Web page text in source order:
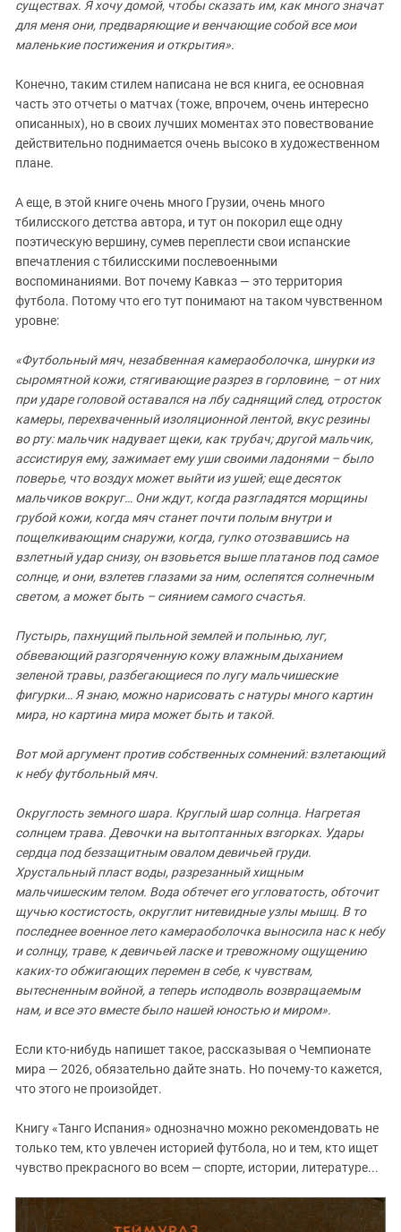
существах. Я хочу домой, чтобы сказать им, как много значат
для меня они, предваряющие и венчающие собой все мои
маленькие постижения и открытия».
Конечно, таким стилем написана не вся книга, ее основная
часть это отчеты о матчах (тоже, впрочем, очень интересно
описанных), но в своих лучших моментах это повествование
действительно поднимается очень высоко в художественном
плане.
А еще, в этой книге очень много Грузии, очень много
тбилисского детства автора, и тут он покорил еще одну
поэтическую вершину, сумев переплести свои испанские
впечатления с тбилисскими послевоенными
воспоминаниями. Вот почему Кавказ — это территория
футбола. Потому что его тут понимают на таком чувственном
уровне:
«Футбольный мяч, незабвенная камераоболочка, шнурки из
сыромятной кожи, стягивающие разрез в горловине, – от них
при ударе головой оставался на лбу саднящий след, отросток
камеры, перехваченный изоляционной лентой, вкус резины
во рту: мальчик надувает щеки, как трубач; другой мальчик,
ассистируя ему, зажимает ему уши своими ладонями – было
поверье, что воздух может выйти из ушей; еще десяток
мальчиков вокруг… Они ждут, когда разгладятся морщины
грубой кожи, когда мяч станет почти полым внутри и
пощелкивающим снаружи, когда, гулко отозвавшись на
взлетный удар снизу, он взовьется выше платанов под самое
солнце, и они, взлетев глазами за ним, ослепятся солнечным
светом, а может быть – сиянием самого счастья.
Пустырь, пахнущий пыльной землей и полынью, луг,
обвевающий разгоряченную кожу влажным дыханием
зеленой травы, разбегающиеся по лугу мальчишеские
фигурки… Я знаю, можно нарисовать с натуры много картин
мира, но картина мира может быть и такой.
Вот мой аргумент против собственных сомнений: взлетающий
к небу футбольный мяч.
Округлость земного шара. Круглый шар солнца. Нагретая
солнцем трава. Девочки на вытоптанных взгорках. Удары
сердца под беззащитным овалом девичьей груди.
Хрустальный пласт воды, разрезанный хищным
мальчишеским телом. Вода обтечет его угловатость, обточит
щучью костистость, округлит нитевидные узлы мышц. В то
последнее военное лето камераоболочка выносила нас к небу
и солнцу, траве, к девичьей ласке и тревожному ощущению
каких-то обжигающих перемен в себе, к чувствам,
вытесненным войной, а теперь исподволь возвращаемым
нам, и все это вместе было нашей юностью и миром».
Если кто-нибудь напишет такое, рассказывая о Чемпионате
мира — 2026, обязательно дайте знать. Но почему-то кажется,
что этого не произойдет.
Книгу «Танго Испания» однозначно можно рекомендовать не
только тем, кто увлечен историей футбола, но и тем, кто ищет
чувство прекрасного во всем — спорте, истории, литературе...